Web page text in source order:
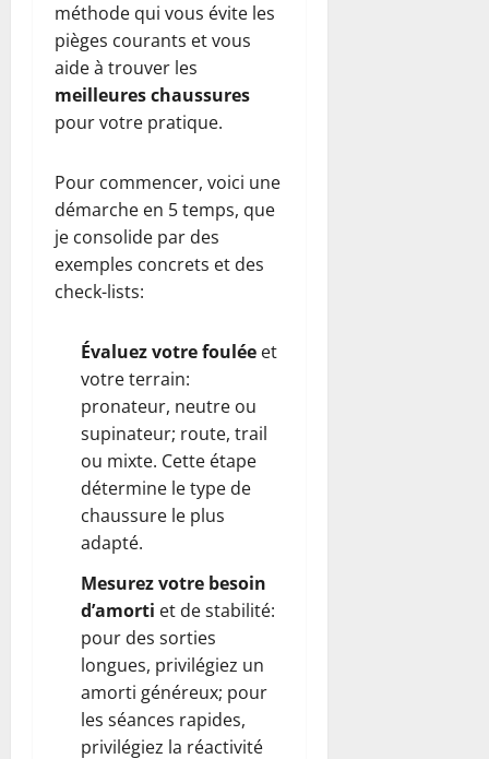
méthode qui vous évite les
pièges courants et vous
aide à trouver les
meilleures chaussures
pour votre pratique.
Pour commencer, voici une
démarche en 5 temps, que
je consolide par des
exemples concrets et des
check-lists:
Évaluez votre foulée et
votre terrain:
pronateur, neutre ou
supinateur; route, trail
ou mixte. Cette étape
détermine le type de
chaussure le plus
adapté.
Mesurez votre besoin
d’amorti et de stabilité:
pour des sorties
longues, privilégiez un
amorti généreux; pour
les séances rapides,
privilégiez la réactivité